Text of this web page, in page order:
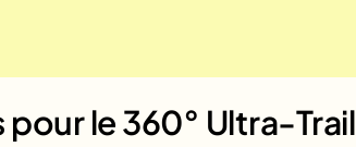
pour le360° Ultra-